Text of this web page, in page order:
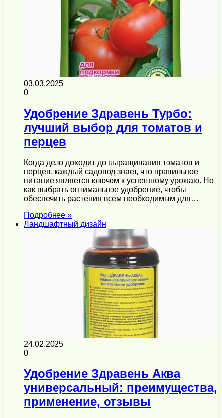
03.03.2025
0
Удобрение Здравень Турбо:
лучший выбор для томатов и
перцев
Когда дело доходит до выращивания томатов и
перцев, каждый садовод знает, что правильное
питание является ключом к успешному урожаю. Но
как выбрать оптимальное удобрение, чтобы
обеспечить растения всем необходимым для…
Подробнее »
Ландшафтный дизайн
24.02.2025
0
Удобрение Здравень Аква
универсальный: преимущества,
применение, отзывы